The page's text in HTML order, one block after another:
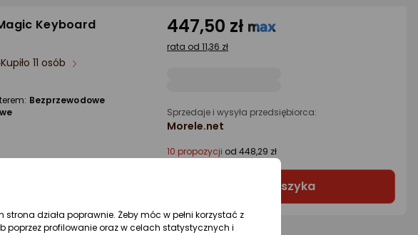
Keyboard
Kupiło 11 osób
Bezprzewodowe
447,50 zł
rata od 11,36 zł
Sprzedaje i wysyła przedsiębiorca:
Morele.net
10 propozycji od 448,29 zł
Do koszyka
działa poprawnie. Żeby móc w pełni korzystać z
profilowanie oraz w celach statystycznych i